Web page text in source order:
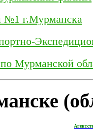
№1 г.Мурманска
Мурманской